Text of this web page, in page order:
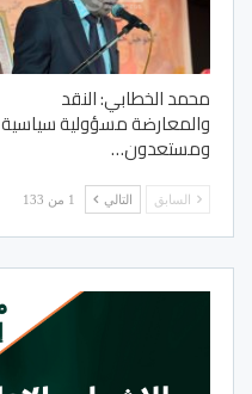
محمد الخطابي: النقد
والمعارضة مسؤولية سياسية
ومستعدون…
السابق التالي 1 من 133